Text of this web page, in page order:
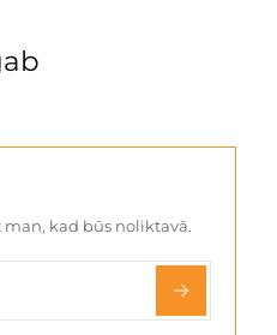
kad būs noliktavā.